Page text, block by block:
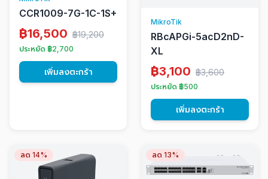
CCR1009-7G-1C-1S+
฿16,500 ฿19,200
ประหยัด ฿2,700
เพิ่มลงตะกร้า
MikroTik
RBcAPGi-5acD2nD-
XL
฿3,100 ฿3,600
ประหยัด ฿500
เพิ่มลงตะกร้า
ลด 14% ลด 13%